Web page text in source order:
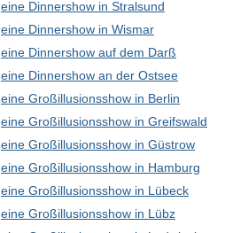
eine Dinnershow in Stralsund
eine Dinnershow in Wismar
eine Dinnershow auf dem Darß
eine Dinnershow an der Ostsee
eine Großillusionsshow in Berlin
eine Großillusionsshow in Greifswald
eine Großillusionsshow in Güstrow
eine Großillusionsshow in Hamburg
eine Großillusionsshow in Lübeck
eine Großillusionsshow in Lübz